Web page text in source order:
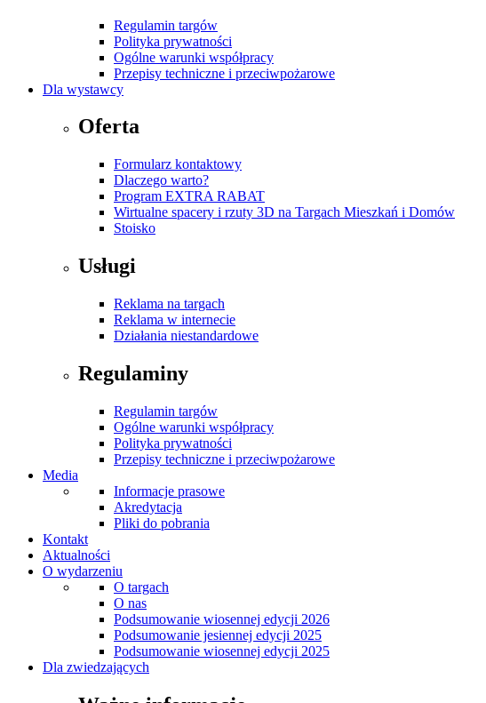
Regulamin targów
Polityka prywatności
Ogólne warunki współpracy
Przepisy techniczne i przeciwpożarowe
Dla wystawcy
Oferta
Formularz kontaktowy
Dlaczego warto?
Program EXTRA RABAT
Wirtualne spacery i rzuty 3D na Targach Mieszkań i Domów
Stoisko
Usługi
Reklama na targach
Reklama w internecie
Działania niestandardowe
Regulaminy
Regulamin targów
Ogólne warunki współpracy
Polityka prywatności
Przepisy techniczne i przeciwpożarowe
Media
Informacje prasowe
Akredytacja
Pliki do pobrania
Kontakt
Aktualności
O wydarzeniu
O targach
O nas
Podsumowanie wiosennej edycji 2026
Podsumowanie jesiennej edycji 2025
Podsumowanie wiosennej edycji 2025
Dla zwiedzających